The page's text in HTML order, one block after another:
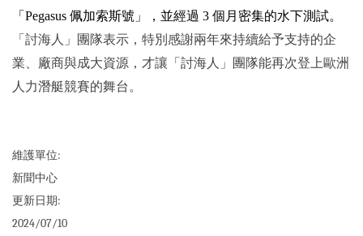
「Pegasus 佩加索斯號」，並經過 3 個月密集的水下測試。
「討海人」團隊表示，特別感謝兩年來持續給予支持的企
業、廠商與成大資源，才讓「討海人」團隊能再次登上歐洲
人力潛艇競賽的舞台。
維護單位:
新聞中心
更新日期:
2024/07/10